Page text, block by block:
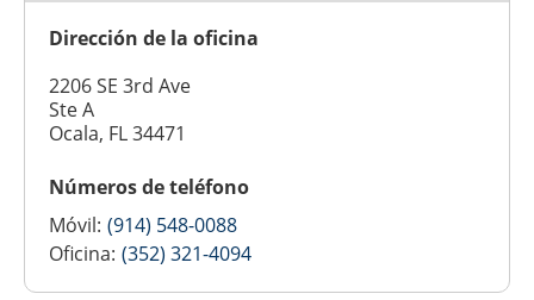
Dirección de la oficina
2206 SE 3rd Ave
Ste A
Ocala, FL 34471
Números de teléfono
Móvil: (914) 548-0088
Oficina: (352) 321-4094